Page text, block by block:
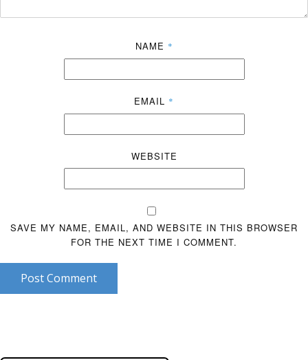
NAME *
EMAIL *
WEBSITE
SAVE MY NAME, EMAIL, AND WEBSITE IN THIS BROWSER
FOR THE NEXT TIME I COMMENT.
Post Comment